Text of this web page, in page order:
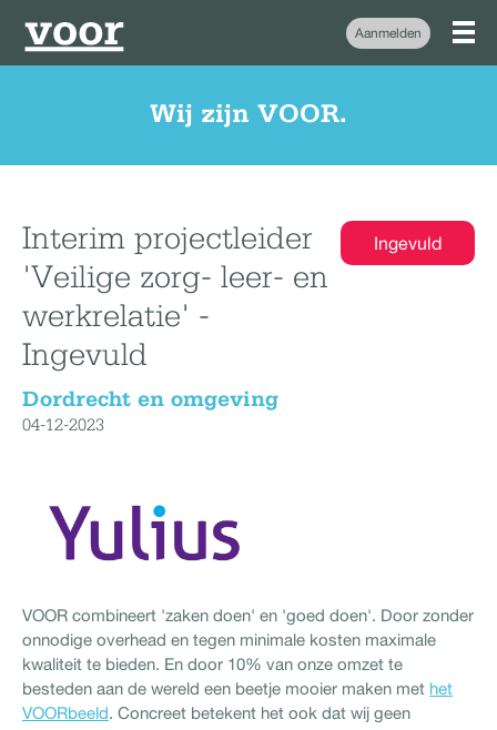
Aanmelden
Wij zijn VOOR.
Ingevuld
Interim projectleider
'Veilige zorg- leer- en
werkrelatie' -
Ingevuld
Dordrecht en omgeving
04-12-2023
VOOR combineert 'zaken doen' en 'goed doen'. Door zonder
onnodige overhead en tegen minimale kosten maximale
kwaliteit te bieden. En door 10% van onze omzet te
besteden aan de wereld een beetje mooier maken met het
VOORbeeld. Concreet betekent het ook dat wij geen